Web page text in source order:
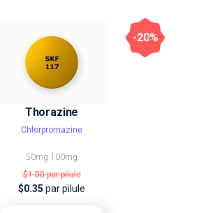
Thorazine
Chlorpromazine
50mg 100mg
$1.00par pilule
$0.35 par pilule
-20%